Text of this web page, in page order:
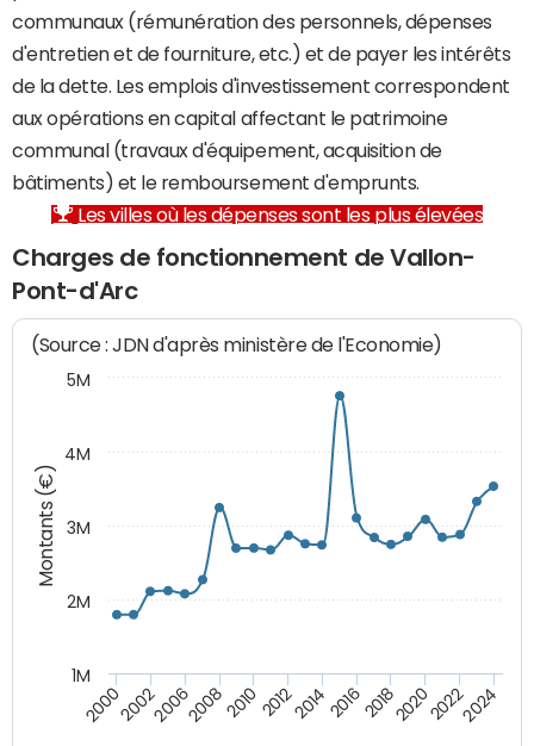
communaux (rémunération des personnels, dépenses
d'entretien et de fourniture, etc.) et de payer les intérêts
de la dette. Les emplois d'investissement correspondent
aux opérations en capital affectant le patrimoine
communal (travaux d'équipement, acquisition de
bâtiments) et le remboursement d'emprunts.
Les villes où les dépenses sont les plus élevées
Charges de fonctionnement de Vallon-
Pont-d'Arc
Montants (€)
(Source : JDN d'après ministère de l'Economie)
20002002200620082010 2012201420162018202020222024
1M
2M
3M
4M
5M